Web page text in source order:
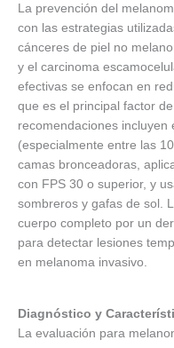
La prevención del
con las estrategias
cánceres de piel no
y el carcinoma
efectivas se enfocan en
que es el principal factor
recomendaciones incluyen
(especialmente entre las
camas bronceadoras,
con FPS 30 o superior, y
sombreros y gafas de sol.
cuerpo completo por un
para detectar lesiones
en melanoma invasivo.
Diagnóstico y
La evaluación para